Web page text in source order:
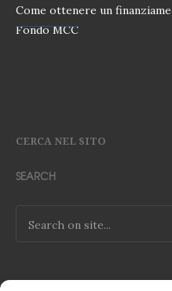
Come ottenere un
Fondo MCC
CERCA NEL SITO
SEARCH